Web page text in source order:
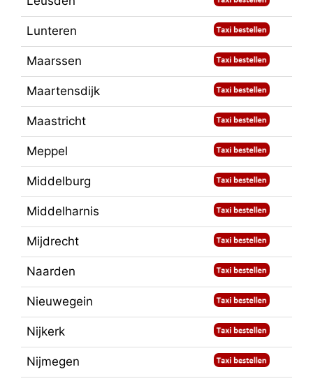
Lunteren
Maarssen
Maartensdijk
Maastricht
Meppel
Middelburg
Middelharnis
Mijdrecht
Naarden
Nieuwegein
Nijkerk
Nijmegen